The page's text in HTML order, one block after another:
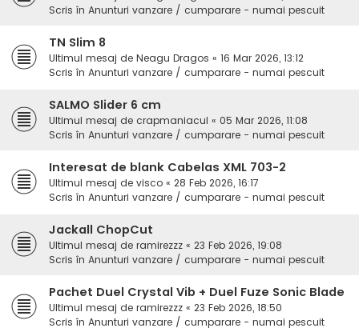
Scris în Anunturi vanzare / cumparare - numai pescuit
TN Slim 8
Ultimul mesaj de Neagu Dragos « 16 Mar 2026, 13:12
Scris în Anunturi vanzare / cumparare - numai pescuit
SALMO Slider 6 cm
Ultimul mesaj de crapmaniacul « 05 Mar 2026, 11:08
Scris în Anunturi vanzare / cumparare - numai pescuit
Interesat de blank Cabelas XML 703-2
Ultimul mesaj de visco « 28 Feb 2026, 16:17
Scris în Anunturi vanzare / cumparare - numai pescuit
Jackall ChopCut
Ultimul mesaj de ramirezzz « 23 Feb 2026, 19:08
Scris în Anunturi vanzare / cumparare - numai pescuit
Pachet Duel Crystal Vib + Duel Fuze Sonic Blade
Ultimul mesaj de ramirezzz « 23 Feb 2026, 18:50
Scris în Anunturi vanzare / cumparare - numai pescuit